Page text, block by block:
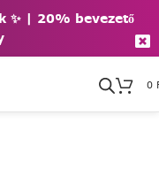
✨ | 20% bevezető
0